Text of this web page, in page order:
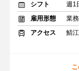
シフト
週1
雇用形態
業
アクセス
鯖